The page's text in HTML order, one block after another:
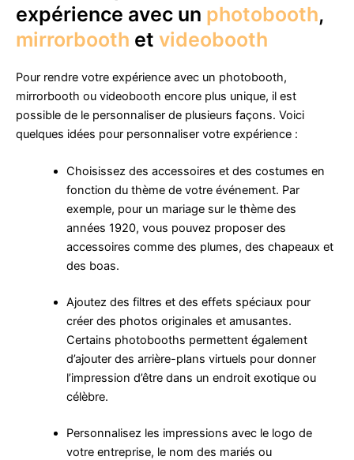
expérience avec un photobooth,
mirrorbooth et videobooth
Pour rendre votre expérience avec un photobooth,
mirrorbooth ou videobooth encore plus unique, il est
possible de le personnaliser de plusieurs façons. Voici
quelques idées pour personnaliser votre expérience :
Choisissez des accessoires et des costumes en
fonction du thème de votre événement. Par
exemple, pour un mariage sur le thème des
années 1920, vous pouvez proposer des
accessoires comme des plumes, des chapeaux et
des boas.
Ajoutez des filtres et des effets spéciaux pour
créer des photos originales et amusantes.
Certains photobooths permettent également
d’ajouter des arrière-plans virtuels pour donner
l’impression d’être dans un endroit exotique ou
célèbre.
Personnalisez les impressions avec le logo de
votre entreprise, le nom des mariés ou